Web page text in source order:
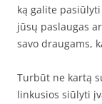
ką galite
jūsų paslaugas
savo draugams,
Turbūt ne kartą
linkusios siūlyti